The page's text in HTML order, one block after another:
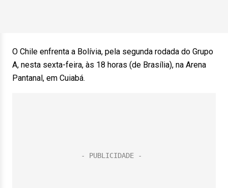
O Chile enfrenta a Bolívia, pela segunda rodada do Grupo
A, nesta sexta-feira, às 18 horas (de Brasília), na Arena
Pantanal, em Cuiabá.